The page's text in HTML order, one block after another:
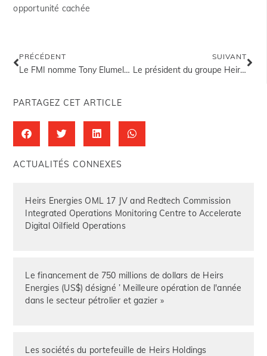
opportunité cachée
PRÉCÉDENT
Le FMI nomme Tony Elumelu au Conseil consultatif sur l'entrepreneuriat et la croissance
SUIVANT
Le président du groupe Heirs Holdings, Tony Elumelu, reçoit le prix de l'Ordre national du mérite du Gabon
PARTAGEZ CET ARTICLE
ACTUALITÉS CONNEXES
Heirs Energies OML 17 JV and Redtech Commission
Integrated Operations Monitoring Centre to Accelerate
Digital Oilfield Operations
Le financement de 750 millions de dollars de Heirs
Energies (US$) désigné ’ Meilleure opération de l'année
dans le secteur pétrolier et gazier »
Les sociétés du portefeuille de Heirs Holdings